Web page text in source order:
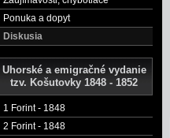
Ponuka a dopyt
Diskusia
Uhorské a emigračné vydanie
tzv. Košutovky 1848 - 1852
1 Forint - 1848
2 Forint - 1848